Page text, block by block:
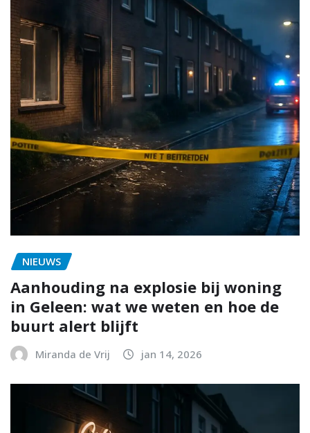
NIEUWS
Aanhouding na explosie bij woning
in Geleen: wat we weten en hoe de
buurt alert blijft
Miranda de Vrij jan 14, 2026